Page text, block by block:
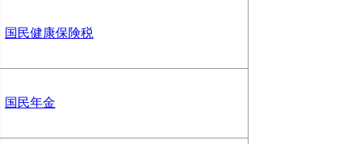
国民健康保険税
国民年金